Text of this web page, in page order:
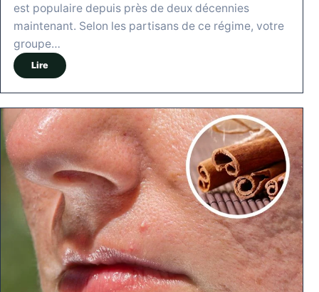
est populaire depuis près de deux décennies
maintenant. Selon les partisans de ce régime, votre
groupe…
Lire